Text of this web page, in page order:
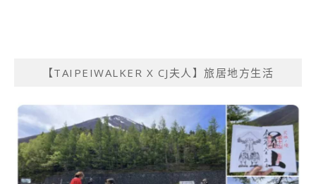
【TAIPEIWALKER X CJ夫人】旅居地方生活